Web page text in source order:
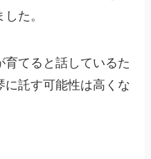
た。
育てると話しているた
に託す可能性は高くな